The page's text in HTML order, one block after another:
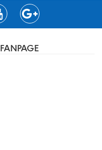
FANPAGE